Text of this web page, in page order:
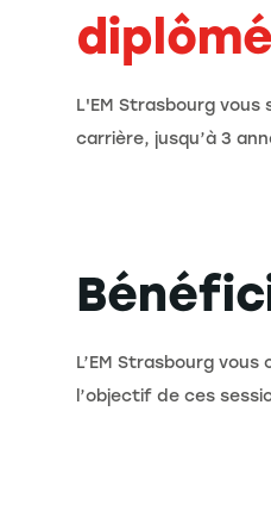
L'EM Strasbourg
carrière, jusqu’à 3
L’EM Strasbourg
l’objectif de ces